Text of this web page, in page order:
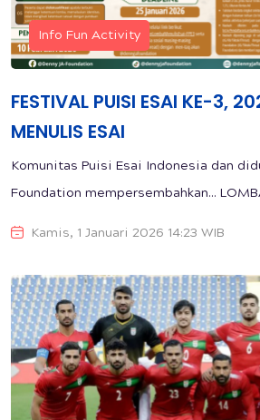
Info Fun Activity
FESTIVAL PUISI ESAI KE-3,
MENULIS ESAI
Komunitas Puisi Esai Indonesia dan
Foundation
Kamis, 1 Januari 2026 14:23 WIB